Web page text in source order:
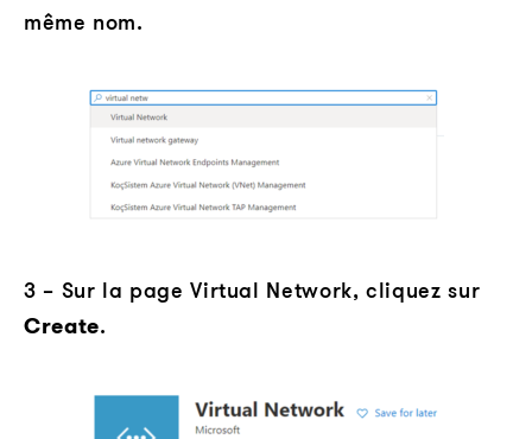
même nom.
3 – Sur la page Virtual Network, cliquez sur
Create.